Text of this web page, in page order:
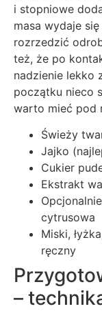
i stopniowe
masa wydaje
rozrzedzić
też, że po
nadzienie lekko
początku nieco
warto mieć pod
Świeży
Jajko
Cukier
Ekstrakt
cytrusowa
Miski,
ręczny
–